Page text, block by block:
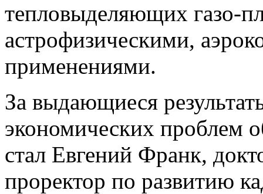
тепловыделяющих газо-
астрофизическими,
применениями.
За выдающиеся
экономических проблем
стал Евгений Франк,
проректор по развитию